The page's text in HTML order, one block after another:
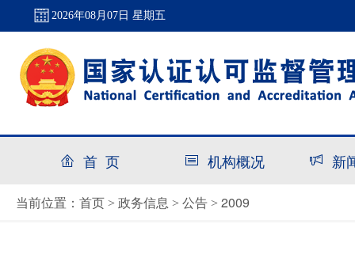
2026年08月07日 星期五
首 页 机构概况 新
当前位置： 首页 > 政务信息 > 公告 > 2009